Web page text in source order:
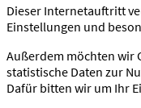
Dieser Internetauftritt
Einstellungen und
Außerdem möchten wir
statistische Daten zur
Dafür bitten wir um Ihr